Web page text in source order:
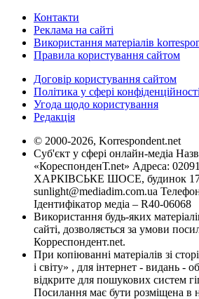
Контакти
Реклама на сайті
Використання матеріалів
Правила користування сайтом
Договір користування сайтом
Політика у сфері
Угода щодо користування
Редакція
© 2000-2026, Korrespondent.net
Суб'єкт у сфері онлайн-медіа
«КореспонденТ.net» Адреса:
ХАРКІВСЬКЕ ШОСЕ, будинок
sunlight@mediadim.com.ua
Ідентифікатор медіа – R40-06068
Використання будь-яких
сайті, дозволяється за умови
Корреспондент.net.
При копіюванні матеріалів зі
і світу» , для інтернет - видань -
відкрите для пошукових систем
Посилання має бути розміщена в